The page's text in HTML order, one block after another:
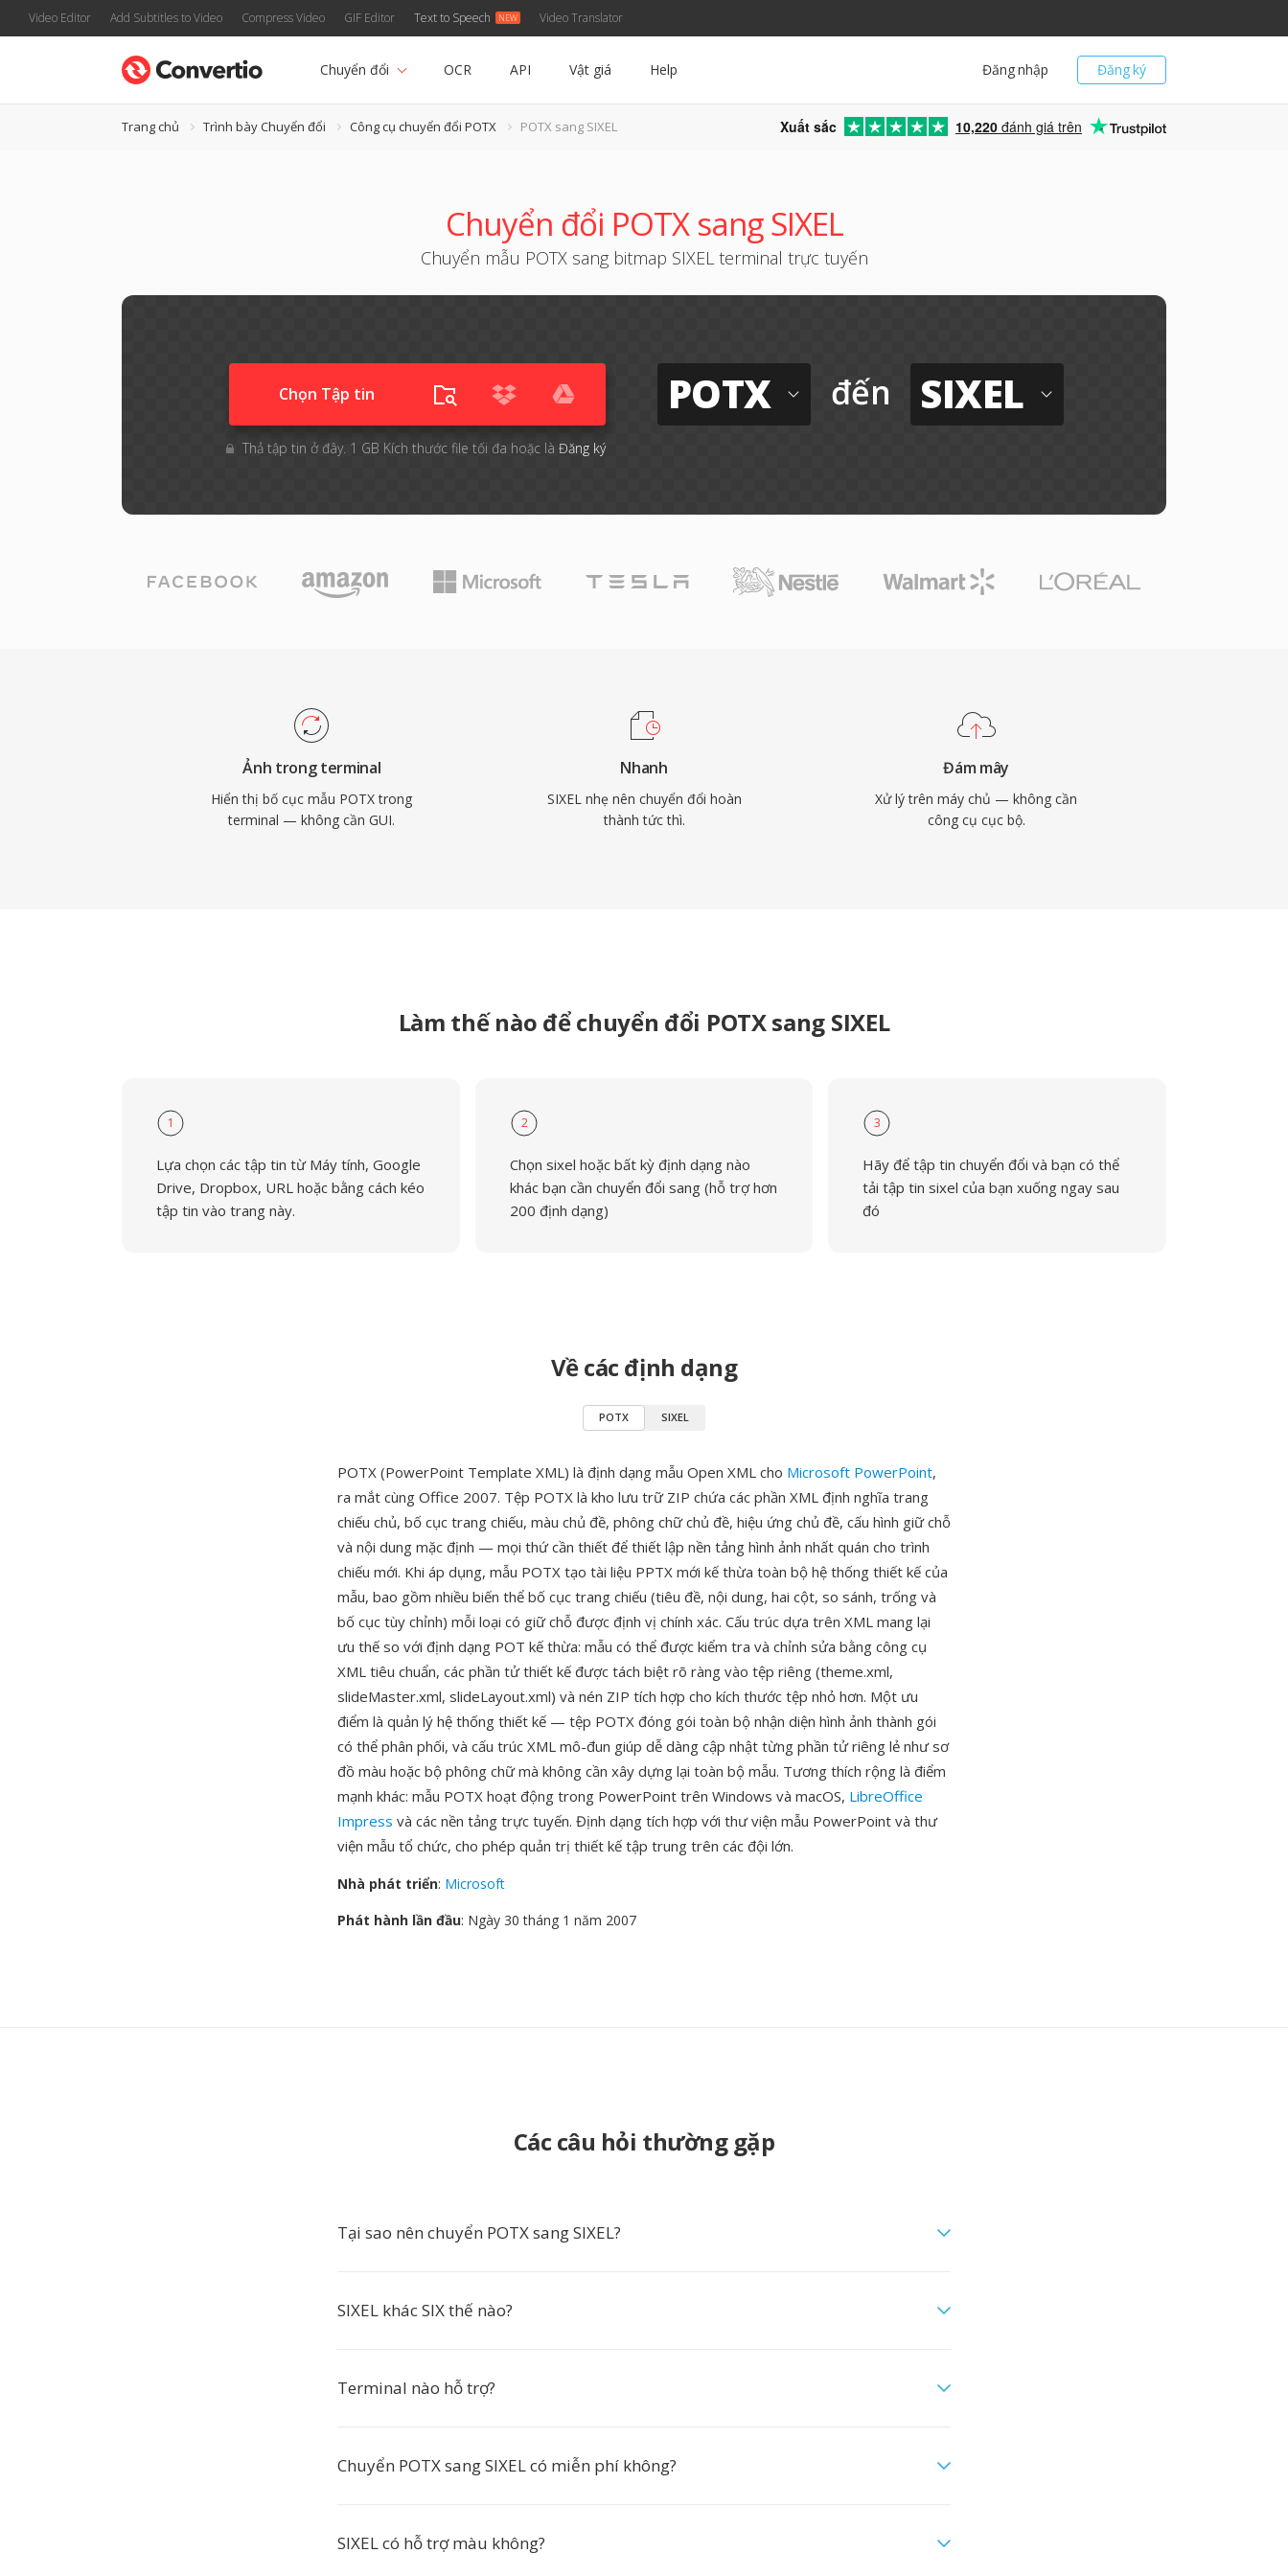
Video Editor Add Subtitles to Video Compress Video GIF Editor Text to Speech Video Translator
Đăng ký
Đăng nhập
Chuyển đổi OCR API Vật giá Help
Trang chủ Trình bày Chuyển đổi Công cụ chuyển đổi POTX POTX sang SIXEL Xuất sắc 10,220 đánh giá trên
Chuyển đổi POTX sang SIXEL
Chuyển mẫu POTX sang bitmap SIXEL terminal trực tuyến
Chọn Tập tin
Thả tập tin ở đây. 1 GB Kích thước file tối đa hoặc là Đăng ký
POTX đến SIXEL
Ảnh trong terminal
Hiển thị bố cục mẫu POTX trong
terminal — không cần GUI.
Nhanh
SIXEL nhẹ nên chuyển đổi hoàn
thành tức thì.
Đám mây
Xử lý trên máy chủ — không cần
công cụ cục bộ.
Làm thế nào để chuyển đổi POTX sang SIXEL
1
Lựa chọn các tập tin từ Máy tính, Google
Drive, Dropbox, URL hoặc bằng cách kéo
tập tin vào trang này.
2
Chọn sixel hoặc bất kỳ định dạng nào
khác bạn cần chuyển đổi sang (hỗ trợ hơn
200 định dạng)
3
Hãy để tập tin chuyển đổi và bạn có thể
tải tập tin sixel của bạn xuống ngay sau
đó
Về các định dạng
POTX SIXEL
POTX (PowerPoint Template XML) là định dạng mẫu Open XML cho Microsoft PowerPoint,
ra mắt cùng Office 2007. Tệp POTX là kho lưu trữ ZIP chứa các phần XML định nghĩa trang
chiếu chủ, bố cục trang chiếu, màu chủ đề, phông chữ chủ đề, hiệu ứng chủ đề, cấu hình giữ chỗ
và nội dung mặc định — mọi thứ cần thiết để thiết lập nền tảng hình ảnh nhất quán cho trình
chiếu mới. Khi áp dụng, mẫu POTX tạo tài liệu PPTX mới kế thừa toàn bộ hệ thống thiết kế của
mẫu, bao gồm nhiều biến thể bố cục trang chiếu (tiêu đề, nội dung, hai cột, so sánh, trống và
bố cục tùy chỉnh) mỗi loại có giữ chỗ được định vị chính xác. Cấu trúc dựa trên XML mang lại
ưu thế so với định dạng POT kế thừa: mẫu có thể được kiểm tra và chỉnh sửa bằng công cụ
XML tiêu chuẩn, các phần tử thiết kế được tách biệt rõ ràng vào tệp riêng (theme.xml,
slideMaster.xml, slideLayout.xml) và nén ZIP tích hợp cho kích thước tệp nhỏ hơn. Một ưu
điểm là quản lý hệ thống thiết kế — tệp POTX đóng gói toàn bộ nhận diện hình ảnh thành gói
có thể phân phối, và cấu trúc XML mô-đun giúp dễ dàng cập nhật từng phần tử riêng lẻ như sơ
đồ màu hoặc bộ phông chữ mà không cần xây dựng lại toàn bộ mẫu. Tương thích rộng là điểm
mạnh khác: mẫu POTX hoạt động trong PowerPoint trên Windows và macOS, LibreOffice
Impress và các nền tảng trực tuyến. Định dạng tích hợp với thư viện mẫu PowerPoint và thư
viện mẫu tổ chức, cho phép quản trị thiết kế tập trung trên các đội lớn.
Nhà phát triển: Microsoft
Phát hành lần đầu: Ngày 30 tháng 1 năm 2007
Các câu hỏi thường gặp
Tại sao nên chuyển POTX sang SIXEL?
SIXEL khác SIX thế nào?
Terminal nào hỗ trợ?
Chuyển POTX sang SIXEL có miễn phí không?
SIXEL có hỗ trợ màu không?